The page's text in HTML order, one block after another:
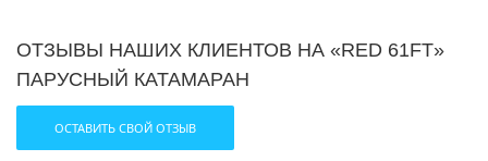
ОТЗЫВЫ НАШИХ КЛИЕНТОВ НА «RED 61FT»
ПАРУСНЫЙ КАТАМАРАН
ОСТАВИТЬ СВОЙ ОТЗЫВ